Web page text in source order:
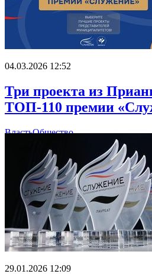
04.03.2026 12:52
Три проекта из
ТОП-110 премии
ВластьОбщество
29.01.2026 12:09